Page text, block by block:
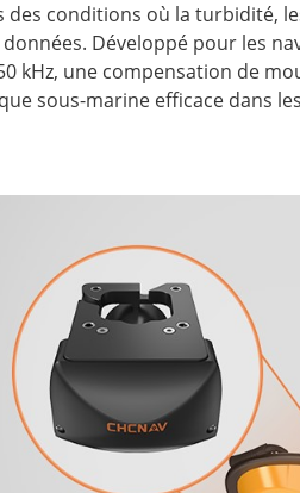
des conditions où la turbidité,
Développé pour les
kHz, une compensation de
sous-marine efficace dans